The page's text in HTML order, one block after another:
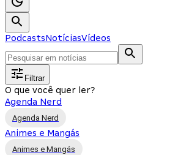
PodcastsNotíciasVídeos
Filtrar
O que você quer ler?
Agenda Nerd
Agenda Nerd
Animes e Mangás
Animes e Mangás